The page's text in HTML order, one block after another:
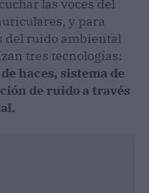
las voces del
y para
del ruido ambiental
tres tecnologías:
haces, sistema de
de ruido a través